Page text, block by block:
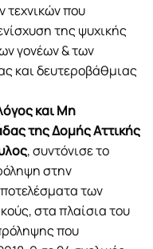
τεχνικών που
της ψυχικής
γονέων & των
και δευτεροβάθμιας
και Μη
της Δομής Αττικής
, συντόνισε το
στην
των
στα πλαίσια του
που